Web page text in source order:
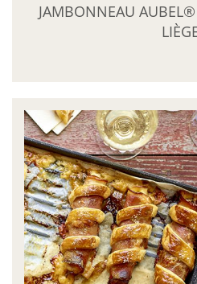
JAMBONNEAU